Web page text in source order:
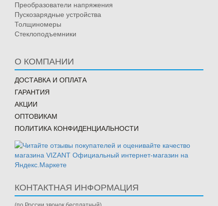
Преобразователи напряжения
Пускозарядные устройства
Толщиномеры
Стеклоподъемники
О КОМПАНИИ
ДОСТАВКА И ОПЛАТА
ГАРАНТИЯ
АКЦИИ
ОПТОВИКАМ
ПОЛИТИКА КОНФИДЕНЦИАЛЬНОСТИ
КОНТАКТНАЯ ИНФОРМАЦИЯ